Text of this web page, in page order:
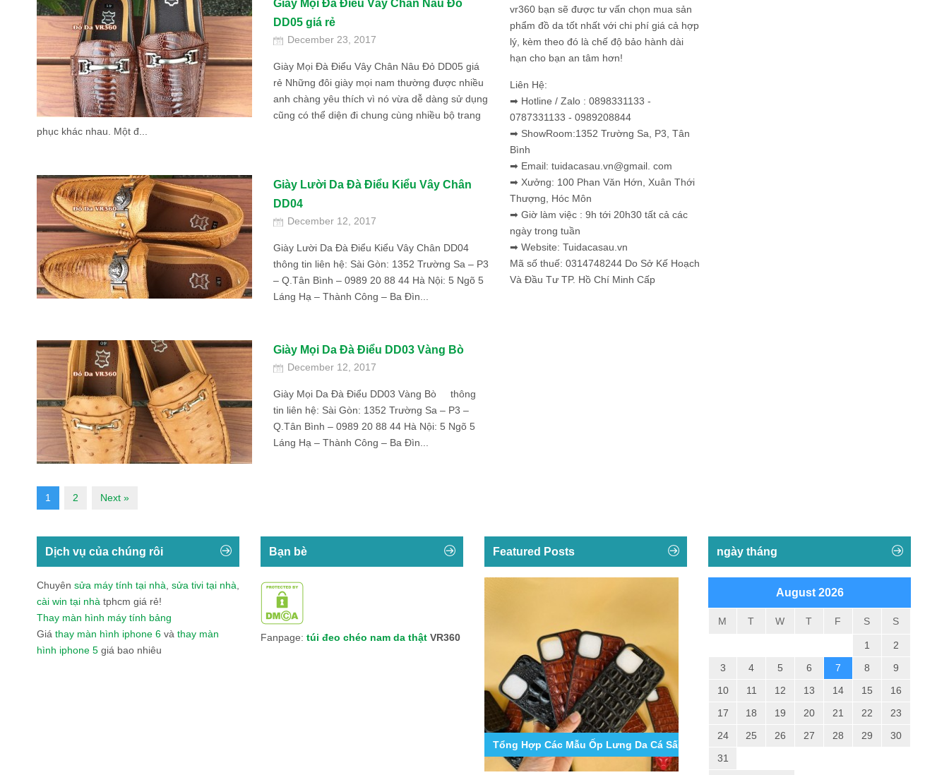
Giày Mọi Đà Điểu Vây Chân Nâu Đỏ
DD05 giá rẻ
December 23, 2017
Giày Mọi Đà Điểu Vây Chân Nâu Đỏ DD05 giá
rẻ Những đôi giày mọi nam thường được nhiều
anh chàng yêu thích vì nó vừa dễ dàng sử dụng
cũng có thể diện đi chung cùng nhiều bộ trang
phục khác nhau. Một đ...
Giày Lười Da Đà Điểu Kiểu Vây Chân
DD04
December 12, 2017
Giày Lười Da Đà Điểu Kiểu Vây Chân DD04
thông tin liên hệ: Sài Gòn: 1352 Trường Sa – P3
– Q.Tân Bình – 0989 20 88 44 Hà Nội: 5 Ngõ 5
Láng Hạ – Thành Công – Ba Đìn...
Giày Mọi Da Đà Điểu DD03 Vàng Bò
December 12, 2017
Giày Mọi Da Đà Điểu DD03 Vàng Bò thông
tin liên hệ: Sài Gòn: 1352 Trường Sa – P3 –
Q.Tân Bình – 0989 20 88 44 Hà Nội: 5 Ngõ 5
Láng Hạ – Thành Công – Ba Đìn...
1 2 Next »
vr360 bạn sẽ được tư vấn chọn mua sản
phẩm đồ da tốt nhất với chi phí giá cả hợp
lý, kèm theo đó là chế độ bảo hành dài
hạn cho bạn an tâm hơn!
Liên Hệ:
➡ Hotline / Zalo : 0898331133 -
0787331133 - 0989208844
➡ ShowRoom:1352 Trường Sa, P3, Tân
Bình
➡ Email: tuidacasau.vn@gmail. com
➡ Xưởng: 100 Phan Văn Hớn, Xuân Thới
Thượng, Hóc Môn
➡ Giờ làm việc : 9h tới 20h30 tất cả các
ngày trong tuần
➡ Website: Tuidacasau.vn
Mã số thuế: 0314748244 Do Sở Kế Hoạch
Và Đầu Tư TP. Hồ Chí Minh Cấp
Dịch vụ của chúng rôi
Chuyên sửa máy tính tại nhà, sửa tivi tại nhà,
cài win tại nhà tphcm giá rẻ!
Thay màn hình máy tính bảng
Giá thay màn hình iphone 6 và thay màn
hình iphone 5 giá bao nhiêu
Bạn bè
Fanpage: túi đeo chéo nam da thật VR360
Featured Posts
Tổng Hợp Các Mẫu Ốp Lưng Da Cá Sấu Iphone 11,12,13,14...VR360 Xưởng Sản Xuất Đồ Da Thời Trang Cho Nam Tốt Nhất...
ngày tháng
August 2026
M T W T F S S
1
2
3
4 5 6 7 8
9
10
11 12 13 14 15
16
17
18 19 20 21 22
23
24
25 26 27 28 29
30
31